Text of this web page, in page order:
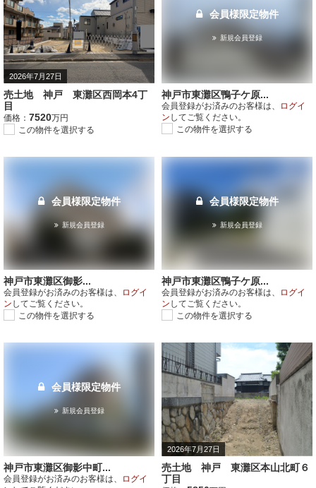
2026年7月27日
売土地 神戸 東灘区西岡本4丁
目
価格： 7520万円
この物件を選択する
会員様限定物件
新規会員登録
神戸市東灘区鴨子ケ原...
会員登録がお済みのお客様は、
ログイ
ン してご覧ください。
この物件を選択する
会員様限定物件
新規会員登録
神戸市東灘区御影...
会員登録がお済みのお客様は、
ログイ
ン してご覧ください。
この物件を選択する
会員様限定物件
新規会員登録
神戸市東灘区鴨子ケ原...
会員登録がお済みのお客様は、
ログイ
ン してご覧ください。
この物件を選択する
会員様限定物件
新規会員登録
神戸市東灘区御影中町...
会員登録がお済みのお客様は、
ログイ
2026年7月27日
売土地 神戸 東灘区本山北町６
丁目